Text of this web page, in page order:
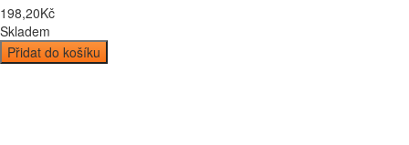
198,20Kč
Skladem
Přidat do košíku